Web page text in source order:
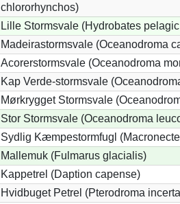
chlororhynchos)
Lille Stormsvale (Hydrobates
Madeirastormsvale (Oceanodroma
Acorerstormsvale (Oceanodroma
Kap Verde-stormsvale
Mørkrygget Stormsvale
Stor Stormsvale (Oceanodroma
Sydlig Kæmpestormfugl
Mallemuk (Fulmarus glacialis)
Kappetrel (Daption capense)
Hvidbuget Petrel (Pterodroma